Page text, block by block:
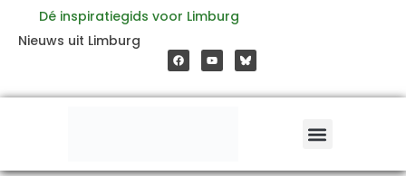
inhoud
Dé inspiratiegids voor Limburg
Nieuws uit Limburg
a
c
e
o
o
o
u
t
b
e